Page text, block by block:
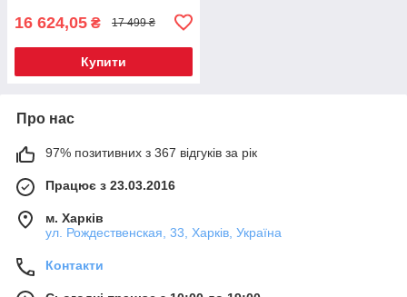
16 624,05 ₴ 17 499 ₴
Купити
Про нас
97% позитивних з 367 відгуків за рік
Працює з 23.03.2016
м. Харків
ул. Рождественская, 33, Харків, Україна
Контакти